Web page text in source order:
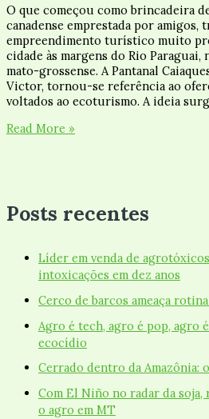
O que começou como brincadeira
canadense emprestada por amigos,
empreendimento turístico muito
cidade às margens do Rio Paraguai,
mato-grossense. A Pantanal
Victor, tornou-se referência ao
voltados ao ecoturismo. A ideia
Read More »
Posts recentes
Líder em venda de
intoxicações em dez anos
Cerco de barcos ameaça
Agro é tech, agro é pop, agro
ecocídio
Cerrado dentro da Amazônia:
Com El Niño no radar da
o agro em MT